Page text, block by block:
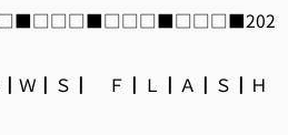
┃Ｓ┃ Ｆ┃Ｌ┃Ａ┃Ｓ┃Ｈ